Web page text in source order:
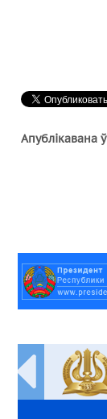
Апублікавана ў